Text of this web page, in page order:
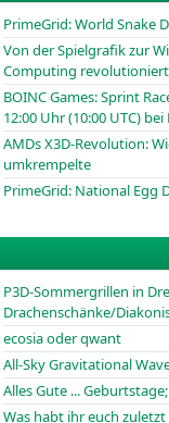
PrimeGrid: World Snake
Von der Spielgrafik zur
Computing
BOINCGames: Sprint
12:00 Uhr (10:00 UTC) bei
AMDs X3D-Revolution:
umkrempelte
PrimeGrid: National Egg
P3D-Sommergrillen in
Drachenschänke/
ecosia oder qwant
All-Sky Gravitational
Alles Gute ...
Was habt ihr euch